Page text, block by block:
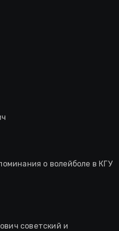
о волейболе в КГУ
советский и